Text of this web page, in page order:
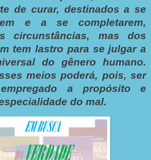
de curar, destinados a se
e a se completarem,
circunstâncias, mas dos
tem lastro para se julgar a
do gênero humano.
meios poderá, pois, ser
a propósito e
do mal.